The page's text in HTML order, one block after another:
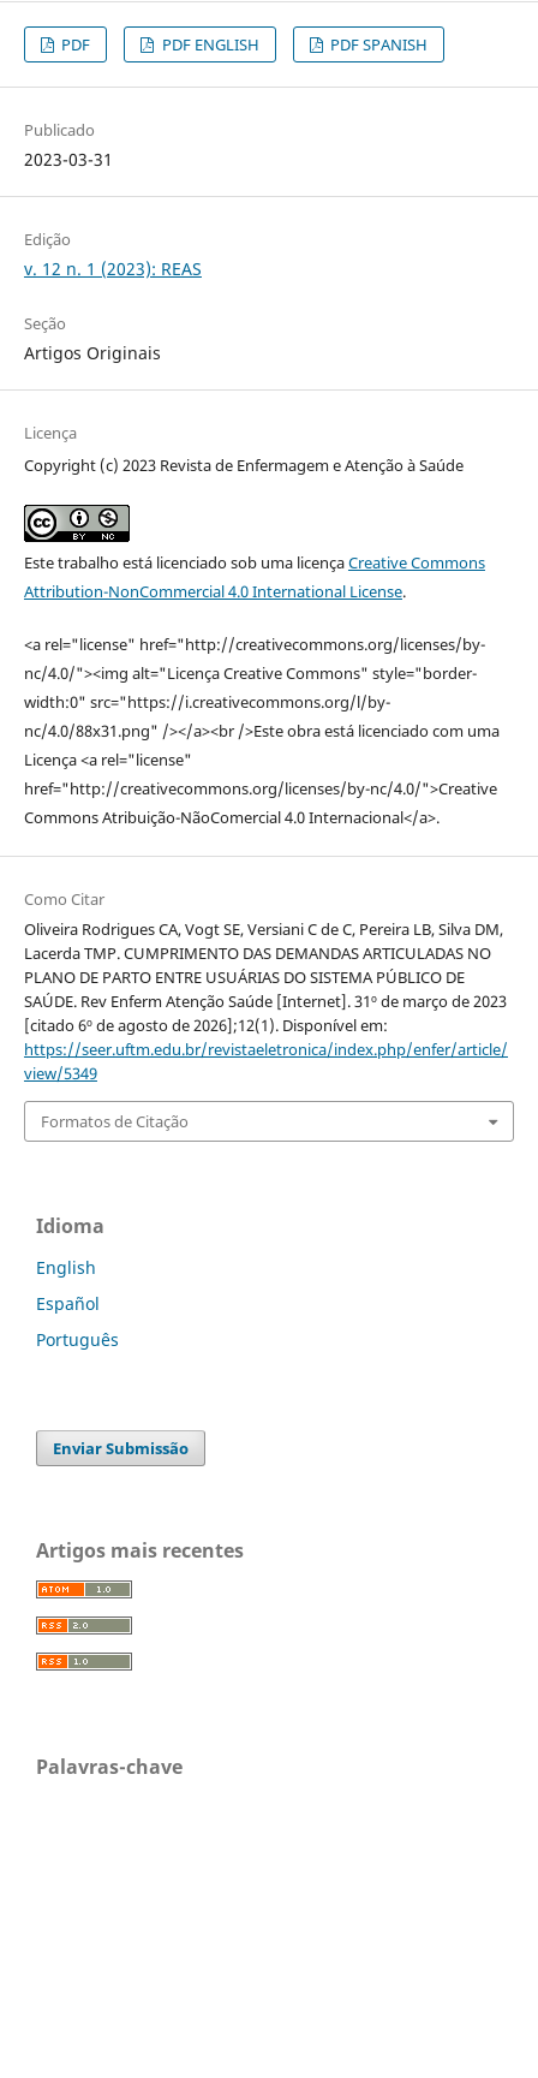
PDF PDF ENGLISH PDF SPANISH
Publicado
2023-03-31
Edição
v. 12 n. 1 (2023): REAS
Seção
Artigos Originais
Licença
Copyright (c) 2023 Revista de Enfermagem e Atenção à Saúde
Este trabalho está licenciado sob uma licençaCreative Commons
Attribution-NonCommercial 4.0 International License.
<a rel="license" href="http://creativecommons.org/licenses/by-
nc/4.0/"><img alt="Licença Creative Commons" style="border-
width:0" src="https://i.creativecommons.org/l/by-
nc/4.0/88x31.png" /></a><br />Este obra está licenciado com uma
Licença <a rel="license"
href="http://creativecommons.org/licenses/by-nc/4.0/">Creative
Commons Atribuição-NãoComercial 4.0 Internacional</a>.
Como Citar
Oliveira Rodrigues CA, Vogt SE, Versiani C de C, Pereira LB, Silva DM,
Lacerda TMP. CUMPRIMENTO DAS DEMANDAS ARTICULADAS NO
PLANO DE PARTO ENTRE USUÁRIAS DO SISTEMA PÚBLICO DE
SAÚDE. Rev Enferm Atenção Saúde [Internet]. 31º de março de 2023
[citado 6º de agosto de 2026];12(1). Disponível em:
https://seer.uftm.edu.br/revistaeletronica/index.php/enfer/article/
view/5349
Formatos de Citação
Idioma
English
Español
Português
Enviar Submissão
Artigos mais recentes
Palavras-chave